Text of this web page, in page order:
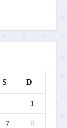
S D
1
7 8